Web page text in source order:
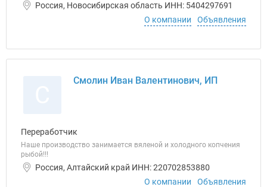
Россия, Новосибирская область ИНН: 5404297691
О компании
Объявления
Смолин Иван Валентинович, ИП
Переработчик
Наше производство занимается вяленой и холодного копчения
рыбой!!!
Россия, Алтайский край ИНН: 220702853880
О компании
Объявления